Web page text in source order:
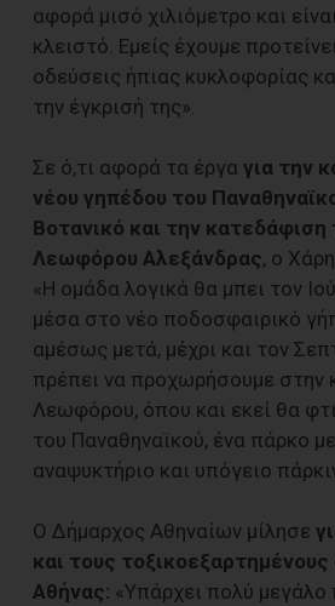
αφορά μισό χιλιόμετρο και
κλειστό. Εμείς έχουμε
οδεύσεις ήπιας κυκλοφορίας
την έγκρισή της».
Σε ό,τι αφορά τα έργα για την
νέου γηπέδου του
Βοτανικό και την
Λεωφόρου Αλεξάνδρας, ο
«Η ομάδα λογικά θα μπει τον
μέσα στο νέο ποδοσφαιρικό
αμέσως μετά, μέχρι και τον
πρέπει να προχωρήσουμε στην
Λεωφόρου, όπου και εκεί θα
του Παναθηναϊκού, ένα πάρκο
αναψυκτήριο και υπόγειο
Ο Δήμαρχος Αθηναίων μίλησε
και τους
Αθήνας: «Υπάρχει πολύ μεγάλο